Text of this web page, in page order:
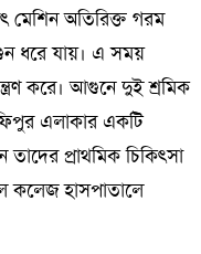
মেশিন অতিরিক্ত গরম
ধরে যায়। এ সময়
করে। আগুনে দুই শ্রমিক
এলাকার একটি
তাদের প্রাথমিক চিকিৎসা
কলেজ হাসপাতালে